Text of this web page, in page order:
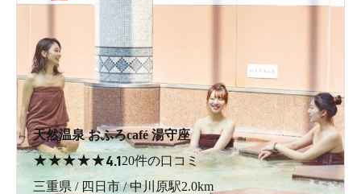
天然温泉 おふろcafé 湯守座
★★★★★4.120件の口コミ
三重県 / 四日市 / 中川原駅2.0km